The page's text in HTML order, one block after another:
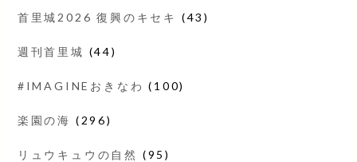
首里城2026 復興のキセキ (43)
週刊首里城 (44)
#IMAGINEおきなわ (100)
楽園の海 (296)
リュウキュウの自然 (95)